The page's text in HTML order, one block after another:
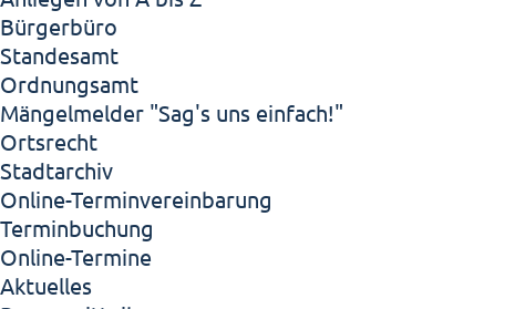
Bürgerbüro
Standesamt
Ordnungsamt
Mängelmelder "Sag's uns einfach!"
Ortsrecht
Stadtarchiv
Online-Terminvereinbarung
Terminbuchung
Online-Termine
Aktuelles